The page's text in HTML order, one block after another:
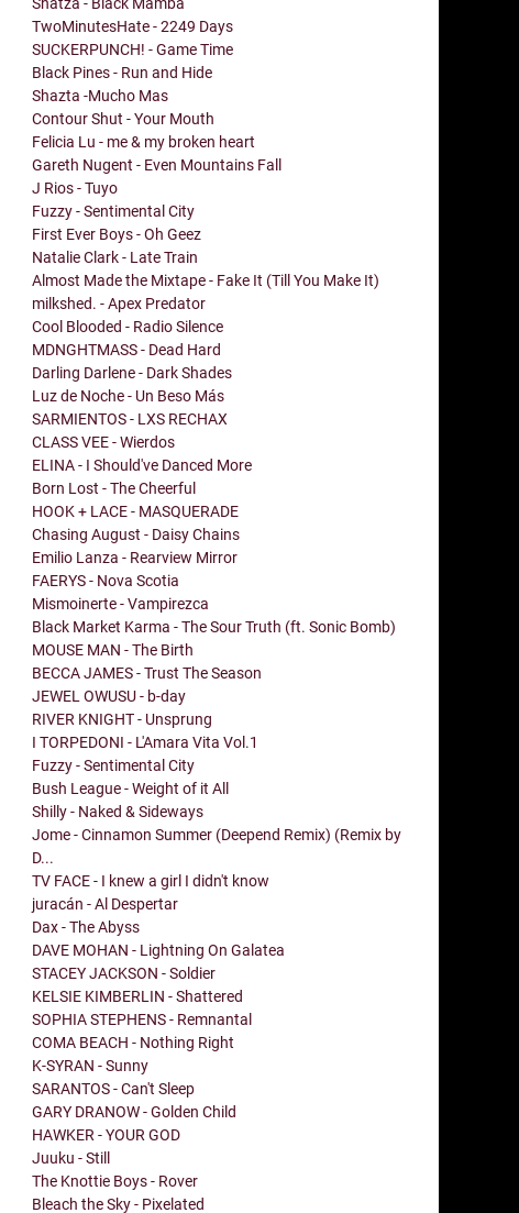
TwoMinutesHate - 2249 Days
SUCKERPUNCH! - Game Time
Black Pines - Run and Hide
Shazta -Mucho Mas
Contour Shut - Your Mouth
Felicia Lu - me & my broken heart
Gareth Nugent - Even Mountains Fall
J Rios - Tuyo
Fuzzy - Sentimental City
First Ever Boys - Oh Geez
Natalie Clark - Late Train
Almost Made the Mixtape - Fake It (Till You Make It)
milkshed. - Apex Predator
Cool Blooded - Radio Silence
MDNGHTMASS - Dead Hard
Darling Darlene - Dark Shades
Luz de Noche - Un Beso Más
SARMIENTOS - LXS RECHAX
CLASS VEE - Wierdos
ELINA - I Should've Danced More
Born Lost - The Cheerful
HOOK + LACE - MASQUERADE
Chasing August - Daisy Chains
Emilio Lanza - Rearview Mirror
FAERYS - Nova Scotia
Mismoinerte - Vampirezca
Black Market Karma - The Sour Truth (ft. Sonic Bomb)
MOUSE MAN - The Birth
BECCA JAMES - Trust The Season
JEWEL OWUSU - b-day
RIVER KNIGHT - Unsprung
I TORPEDONI - L'Amara Vita Vol.1
Fuzzy - Sentimental City
Bush League - Weight of it All
Shilly - Naked & Sideways
Jome - Cinnamon Summer (Deepend Remix) (Remix by
D...
TV FACE - I knew a girl I didn't know
juracán - Al Despertar
Dax - The Abyss
DAVE MOHAN - Lightning On Galatea
STACEY JACKSON - Soldier
KELSIE KIMBERLIN - Shattered
SOPHIA STEPHENS - Remnantal
COMA BEACH - Nothing Right
K-SYRAN - Sunny
SARANTOS - Can't Sleep
GARY DRANOW - Golden Child
HAWKER - YOUR GOD
Juuku - Still
The Knottie Boys - Rover
Bleach the Sky - Pixelated